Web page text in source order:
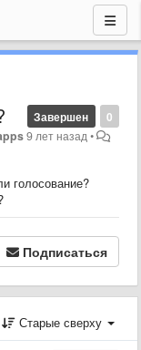
0
Завершен
9 лет назад •
голосование?
Подписаться
Старые сверху